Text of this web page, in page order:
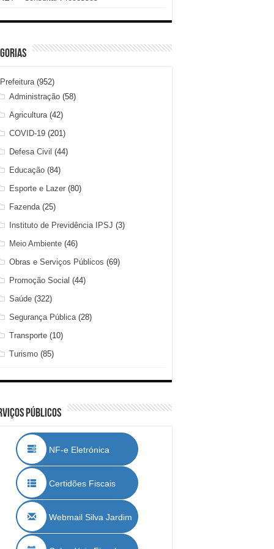
Prefeitura(952)
Administração(58)
Agricultura(42)
COVID-19(201)
Defesa Civil (44)
Educação(84)
Esporte e Lazer(80)
Fazenda(25)
Instituto de Previdência IPSJ (3)
Meio Ambiente(46)
Obras e Serviços Públicos (69)
Promoção Social (44)
Saúde(322)
Segurança Pública(28)
Transporte(10)
Turismo(85)
Públicos
NF-e Eletrónica
Certidões Fiscais
Webmail Silva Jardim